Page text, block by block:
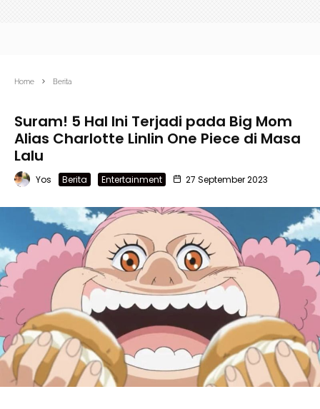
Home Berita
Suram! 5 Hal Ini Terjadi pada Big Mom
Alias Charlotte Linlin One Piece di Masa
Lalu
Yos Berita Entertainment 27 September 2023